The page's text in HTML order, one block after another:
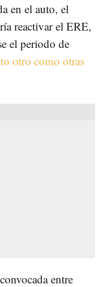
en el auto, el
reactivar el ERE,
el periodo de
otro como otras
entre